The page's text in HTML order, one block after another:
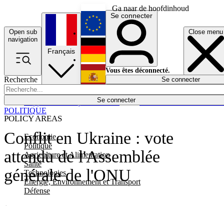
Ga naar de hoofdinhoud
Open sub
navigation
Close menu
Recherche
Se connecter
POLICY AREAS
Economie
Politique
Agriculture et Alimentation
Santé
Technologies
Energie, Environnement et Transport
Défense
Économie
Français
English
Deutsch
Español
Se connecter
Vous êtes déconnecté.
Se connecter
Conflit en Ukraine : vote
attendu de l'Assemblée
générale de l'ONU
POLITIQUE